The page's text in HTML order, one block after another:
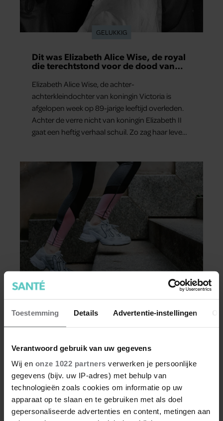
Toestemming Details Advertentie-instellingen
Verantwoord gebruik van uw gegevens
Wij en onze 1022 partners verwerken je persoonlijke
gegevens (bijv. uw IP-adres) met behulp van
technologieën zoals cookies om informatie op uw
apparaat op te slaan en te gebruiken met als doel
gepersonaliseerde advertenties en content, metingen aan
GELUKKIG
Dit was Elizabeth Alice Wise, de royal
die terechtstond voor de dood van
Elizabeth Alice Wise, de achter-
achterkleindochter van koningin Victoria is
afgelopen week op 89-jarige leeftijd overleden.
Achter de verre nicht van koningin Elizabeth II
gaat een heftig verhaal schuil. Zo zag haar leven
Dít is waarom traplopen zo zwaar
voelt (spoiler: het ligt niet aan je
conditie)
stappendoel halen, en dus neem je de trap in
plaats van de roltrap of lift. Maar halverwege
begin je al met hijgen. Dit terwijl je van een half
uur wandelen geen last hebt. Hoe kan dat?